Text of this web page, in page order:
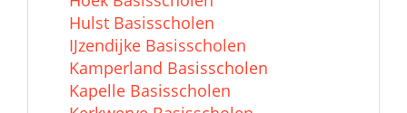
Hulst Basisscholen
IJzendijke Basisscholen
Kamperland Basisscholen
Kapelle Basisscholen